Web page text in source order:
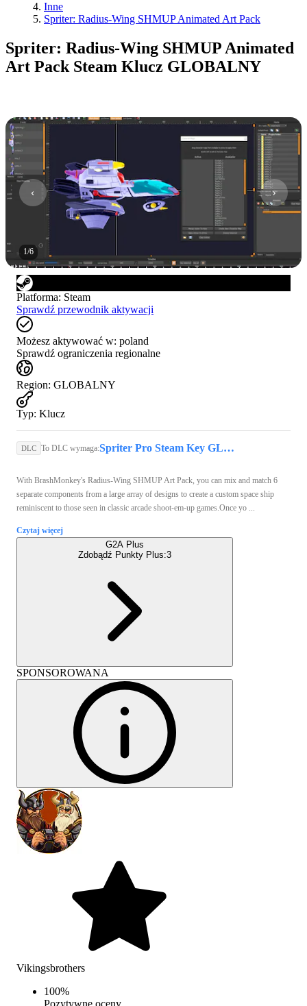
Inne
Spriter: Radius-Wing SHMUP Animated Art Pack
Spriter: Radius-Wing SHMUP Animated
Art Pack Steam Klucz GLOBALNY
1/6
Platforma: Steam
Sprawdź przewodnik aktywacji
Możesz aktywować w: poland
Sprawdź ograniczenia regionalne
Region: GLOBALNY
Typ: Klucz
DLC To DLC wymaga: Spriter Pro Steam Key GLOBAL
With BrashMonkey's Radius-Wing SHMUP Art Pack, you can mix and match 6
separate components from a large array of designs to create a custom space ship
reminiscent to those seen in classic arcade shoot-em-up games.Once yo ...
Czytaj więcej
G2A Plus
Zdobądź Punkty Plus:3
SPONSOROWANA
Vikingsbrothers
100%
Pozytywne oceny